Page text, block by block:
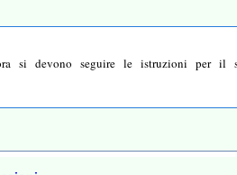
si devono seguire le istruzioni per il